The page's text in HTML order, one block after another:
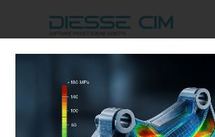
Catia Cam